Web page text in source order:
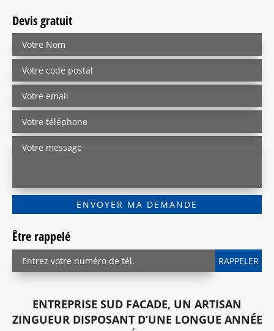
Devis gratuit
Être rappelé
ENTREPRISE SUD FACADE, UN ARTISAN
ZINGUEUR DISPOSANT D’UNE LONGUE ANNÉE